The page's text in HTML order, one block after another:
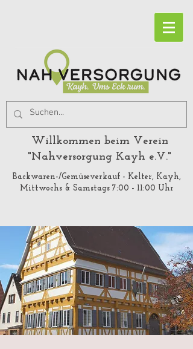
Willkommen beim Verein
"Nahversorgung Kayh e.V."
Backwaren-/Gemüseverkauf - Kelter, Kayh,
Mittwochs & Samstags 7:00 - 11:00 Uhr